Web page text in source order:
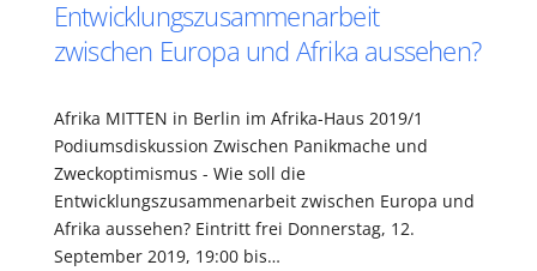
Entwicklungszusammenarbeit
zwischen Europa und Afrika aussehen?
Afrika MITTEN in Berlin im Afrika-Haus 2019/1
Podiumsdiskussion Zwischen Panikmache und
Zweckoptimismus - Wie soll die
Entwicklungszusammenarbeit zwischen Europa und
Afrika aussehen? Eintritt frei Donnerstag, 12.
September 2019, 19:00 bis…